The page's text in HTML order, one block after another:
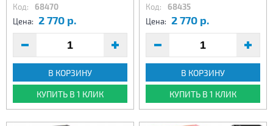
Код: 68470
Цена: 2 770 р.
В КОРЗИНУ
КУПИТЬ В 1 КЛИК
Код: 68435
Цена: 2 770 р.
В КОРЗИНУ
КУПИТЬ В 1 КЛИК